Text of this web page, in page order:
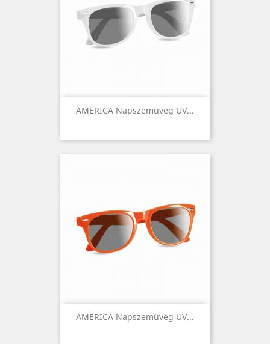
AMERICA Napszemüveg UV...
AMERICA Napszemüveg UV...